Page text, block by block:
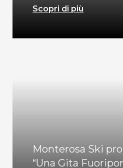
Scopri di più
Monterosa Ski
“Una Gita